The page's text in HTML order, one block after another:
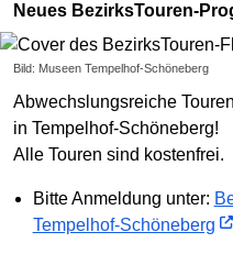
Bild: Museen Tempelhof-Schöneberg
Neues BezirksTouren-
Abwechslungsreiche
in Tempelhof-Schöneberg!
Alle Touren sind kostenfrei.
Bitte Anmeldung unter:
Tempelhof-Schöneberg